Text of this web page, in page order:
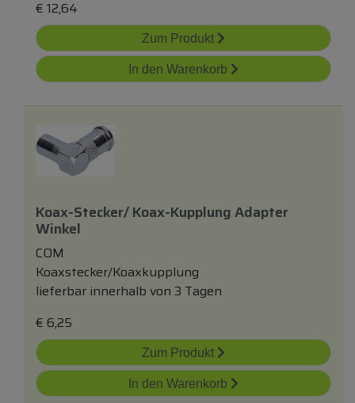
€ 12,64
Zum Produkt
In den Warenkorb
Koax-Stecker/ Koax-Kupplung Adapter
Winkel
COM
Koaxstecker/Koaxkupplung
lieferbar innerhalb von 3 Tagen
€ 6,25
Zum Produkt
In den Warenkorb